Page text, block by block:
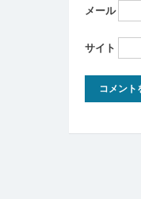
メール
サイト